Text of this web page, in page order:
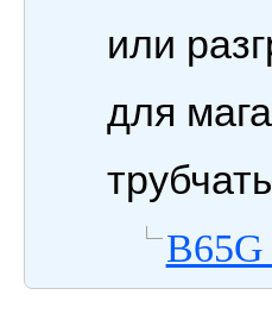
или
для
B65G